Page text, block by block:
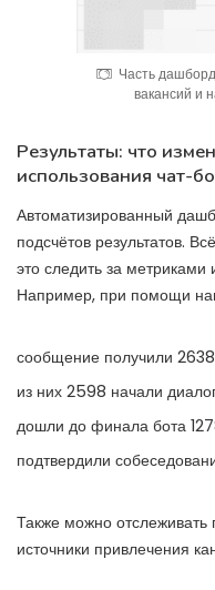
Часть
вакансий и
Результаты: что
использования чат-
Автоматизированный
подсчётов результатов.
это следить за
Например, при помощи
сообщение получили 2638
из них 2598 начали
дошли до финала бота
подтвердили
Также можно отслеживать
источники привлечения